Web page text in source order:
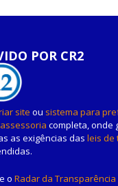
POR CR2
site ou sistema para
assessoria completa, onde
as exigências das leis de
e o Radar da Transparência